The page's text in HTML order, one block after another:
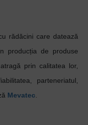
rădăcini care datează
producția de produse
prin calitatea lor,
parteneriatul,
Mevatec